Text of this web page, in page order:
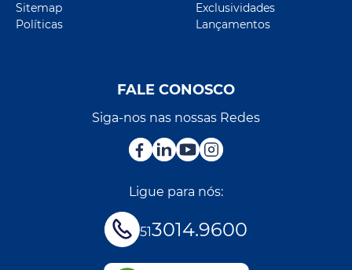
Sitemap
Políticas
Exclusividades
Lançamentos
FALE CONOSCO
Siga-nos nas nossas Redes
Ligue para nós:
513014.9600